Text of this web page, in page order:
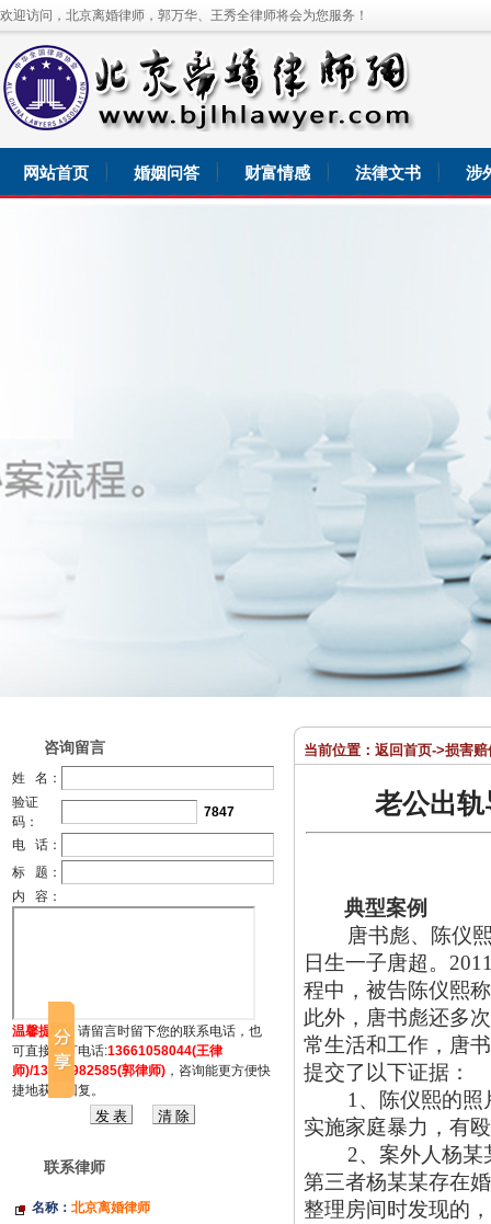
欢迎访问，北京离婚律师，郭万华、王秀全律师将会为您服务！
网站首页 婚姻问答 财富情感 法律文书 涉
咨询留言
姓 名：
验证
码：
7847
电 话：
标 题：
内 容：
温馨提示： 请留言时留下您的联系电话，也
可直接拔打电话:13661058044(王律
师)/13717982585(郭律师)，咨询能更方便快
捷地获得回复。
联系律师
名称： 北京离婚律师
当前位置： 返回首页->损害赔
老公出
典型案例
唐书彪、陈仪
日生一子唐超。
程中，被告陈仪熙
此外，唐书彪还多
常生活和工作，唐
提交了以下证据：
1、陈仪熙的
实施家庭暴力，有
2、案外人杨
第三者杨某某存在
整理房间时发现的